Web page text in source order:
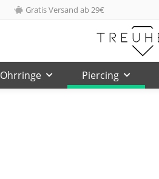
Gratis Versand ab 29€
Ohrringe Piercing